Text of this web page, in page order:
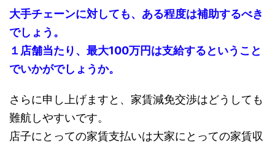
大手チェーンに対しても、ある程度は補助するべき
でしょう。
１店舗当たり、最大100万円は支給するということ
でいかがでしょうか。
さらに申し上げますと、家賃減免交渉はどうしても
難航しやすいです。
店子にとっての家賃支払いは大家にとっての家賃収